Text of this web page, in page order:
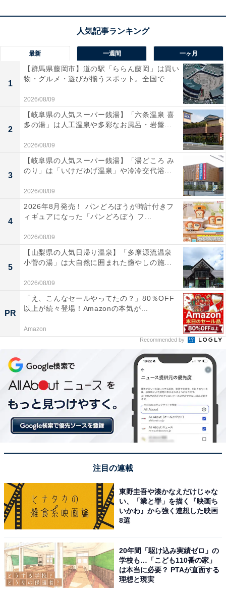
「Cafe 青山文庫」の口コミは？
「Cafe 青山文庫」には以下のような口コミが寄せられて
います。
本の香りが漂う落ち着いた空間で、木のインテリア
もおしゃれ。読書やパソコン作業、一人時間にも友
達とのおしゃべりにもぴったりで、長居しても居心
地のいいお店です。
本とコーヒーが楽しめるおしゃれなカフェ。貸本コ
ーナーの本は自由に読むことができ、落ち着いた雰
囲気の店内でゆっくり寛げます。仙台駅から徒歩5
大きなビーカーで出てくるアイスコーヒーと、大量
の文庫本が置いてあるのが印象的。クラシックが流
れる木を基調とした店内は落ち着いた雰囲気で過ご
せました。
アクセス・営業時間は？ Wi-Fiは使える？
最新 一週間 一ヶ月
1
【群馬県藤岡市】道の駅「ららん藤岡」は買い
物・グルメ・遊びが揃うスポット。全国で...
2026/08/09
2
【岐阜県の人気スーパー銭湯】「六条温泉 喜
多の湯」は人工温泉や多彩なお風呂・岩盤...
2026/08/09
3
【岐阜県の人気スーパー銭湯】「湯どころ み
のり」は「いけだゆげ温泉」や冷冷交代浴...
2026/08/09
4
2026年8月発売！ パンどろぼうが時計付きフ
ィギュアになった「パンどろぼう フ...
2026/08/09
5
【山梨県の人気日帰り温泉】「多摩源流温泉
小菅の湯」は大自然に囲まれた癒やしの施...
2026/08/09
PR
「え、こんなセールやってたの？」80％OFF
以上が続々登場！Amazonの本気が...
Amazon
Recommended by
注目の連載
東野圭吾や湊かなえだけじゃな
い、「業と罪」を描く『映画ち
いかわ』から強く連想した映画
8選
20年間「駆け込み実績ゼロ」の
学校も…「こども110番の家」
は本当に必要？ PTAが直面する
理想と現実